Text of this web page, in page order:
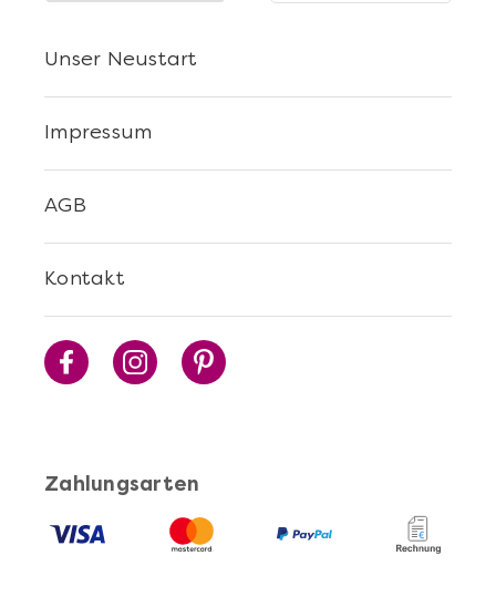
Mehr anzeigen
Cocktails Selber Machen - DIY-Set
Zahlungsarten
Kontakt
AGB
Impressum
Unser Neustart